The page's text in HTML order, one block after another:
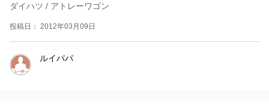
ダイハツ / アトレーワゴン
投稿日： 2012年03月09日
ルイパパ